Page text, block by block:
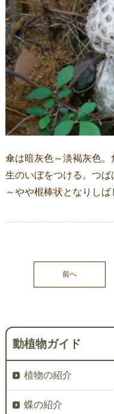
傘は暗灰色～淡褐灰色
生のいぼをつける。つ
～やや棍棒状となりしば
前へ
動植物ガイド
植物の紹介
蝶の紹介